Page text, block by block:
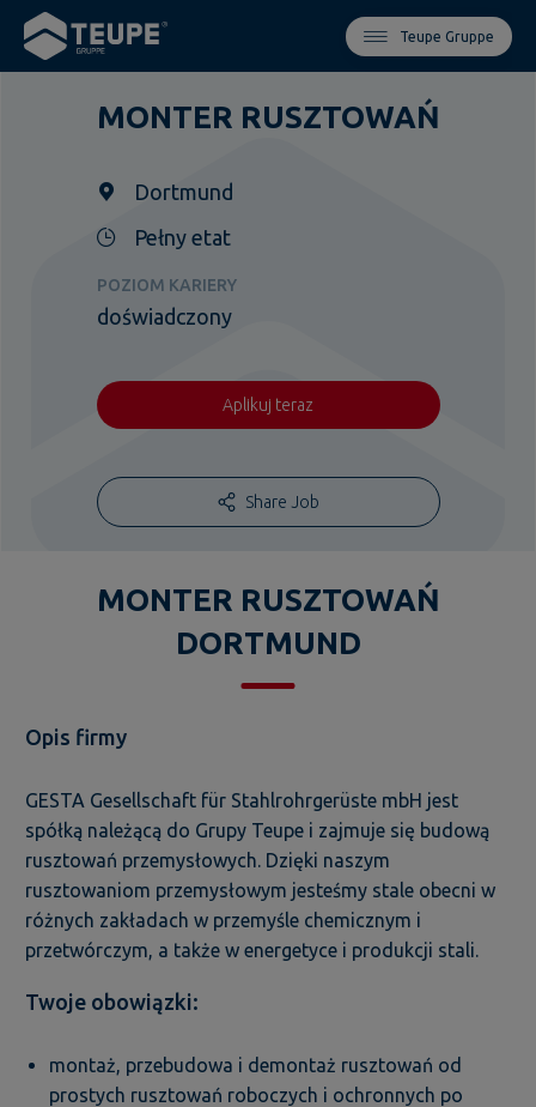
Teupe Gruppe
MONTER RUSZTOWAŃ
Dortmund
Pełny etat
POZIOM KARIERY
doświadczony
Aplikuj teraz
Share Job
MONTER RUSZTOWAŃ
DORTMUND
Opis firmy
GESTA Gesellschaft für Stahlrohrgerüste mbH jest
spółką należącą do Grupy Teupe i zajmuje się budową
rusztowań przemysłowych. Dzięki naszym
rusztowaniom przemysłowym jesteśmy stale obecni w
różnych zakładach w przemyśle chemicznym i
przetwórczym, a także w energetyce i produkcji stali.
Twoje obowiązki:
montaż, przebudowa i demontaż rusztowań od
prostych rusztowań roboczych i ochronnych po